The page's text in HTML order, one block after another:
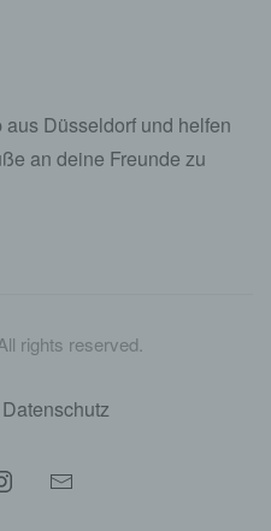
Düsseldorf und helfen
an deine Freunde zu
rights reserved.
Datenschutz